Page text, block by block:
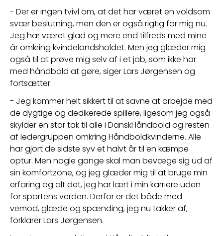
- Der er ingen tvivl om, at det har været en voldsom
svær beslutning, men den er også rigtig for mig nu.
Jeg har været glad og mere end tilfreds med mine
år omkring kvindelandsholdet. Men jeg glæder mig
også til at prøve mig selv af i et job, som ikke har
med håndbold at gøre, siger Lars Jørgensen og
fortsætter:
- Jeg kommer helt sikkert til at savne at arbejde med
de dygtige og dedikerede spillere, ligesom jeg også
skylder en stor tak til alle i DanskHåndbold og resten
af ledergruppen omkring Håndboldkvinderne. Alle
har gjort de sidste syv et halvt år til en kæmpe
optur. Men nogle gange skal man bevæge sig ud af
sin komfortzone, og jeg glæder mig til at bruge min
erfaring og alt det, jeg har lært i min karriere uden
for sportens verden. Derfor er det både med
vemod, glæde og spænding, jeg nu takker af,
forklarer Lars Jørgensen.